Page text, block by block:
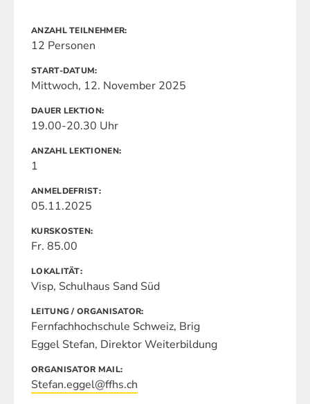
ANZAHL TEILNEHMER
12 Personen
START-DATUM
Mittwoch, 12. November 2025
DAUER LEKTION
19.00-20.30 Uhr
ANZAHL LEKTIONEN
1
ANMELDEFRIST
05.11.2025
KURSKOSTEN
Fr. 85.00
LOKALITÄT
Visp, Schulhaus Sand Süd
LEITUNG / ORGANISATOR
Fernfachhochschule Schweiz, Brig
Eggel Stefan, Direktor Weiterbildung
ORGANISATOR MAIL
Stefan.eggel@ffhs.ch